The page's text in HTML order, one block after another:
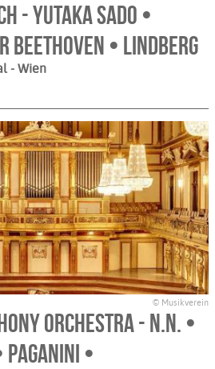
- Yutaka Sado •
Beethoven • Lindberg
- Wien
© Musikverein
Orchestra - N.N. •
•